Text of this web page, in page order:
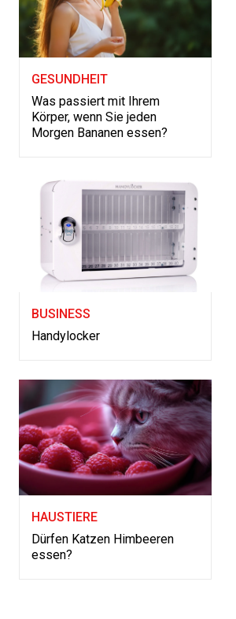
GESUNDHEIT
Was passiert mit Ihrem
Körper, wenn Sie jeden
Morgen Bananen essen?
BUSINESS
Handylocker
HAUSTIERE
Dürfen Katzen Himbeeren
essen?